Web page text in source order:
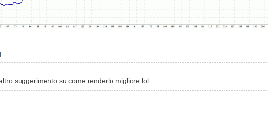
suggerimento su come renderlo migliore lol.